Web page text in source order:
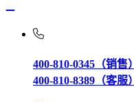
400-810-0345（销售）
400-810-8389（客服）